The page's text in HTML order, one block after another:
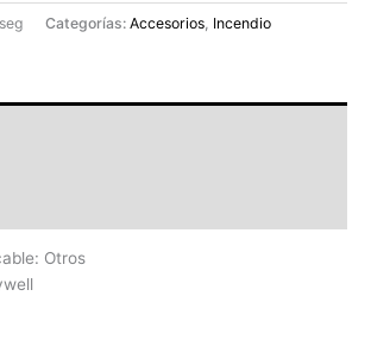
Categorías: Accesorios, Incendio
Otros